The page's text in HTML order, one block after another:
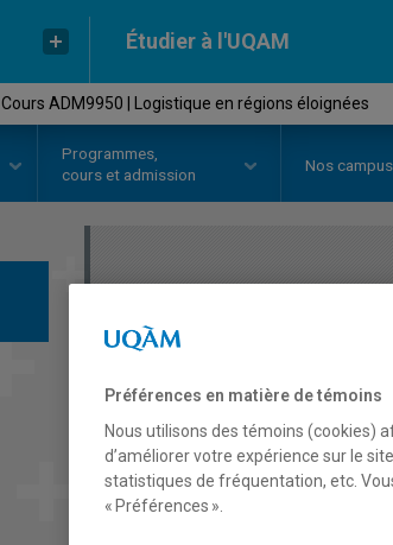
Étudier à l'UQAM
Cours ADM9950 | Logistique en régions éloignées
Programmes,
cours et admission
Nos campus
Description
Préférences en matière de témoins
Nous utilisons des témoins (cookies)
d’améliorer votre expérience sur le
statistiques de fréquentation, etc.
« Préférences ».